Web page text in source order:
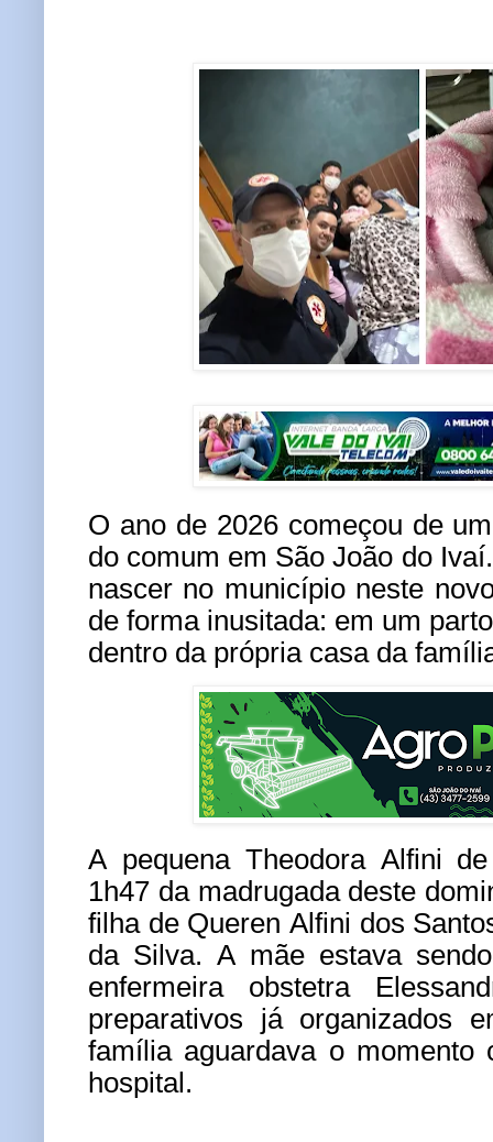
O ano de 2026 começou de
do comum em São João do Ivaí
nascer no município neste
de forma inusitada: em um
dentro da própria casa da
A pequena Theodora Alfini
1h47 da madrugada deste
filha de Queren Alfini dos
da Silva. A mãe estava
enfermeira obstetra
preparativos já organizados
família aguardava o momento
hospital.